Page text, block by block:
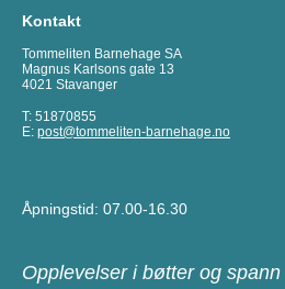
Kontakt
Tommeliten Barnehage SA
Magnus Karlsons gate 13
4021 Stavanger
T: 51870855
E: post@tommeliten-barnehage.no
Åpningstid: 07.00-16.30
Opplevelser i bøtter og spann